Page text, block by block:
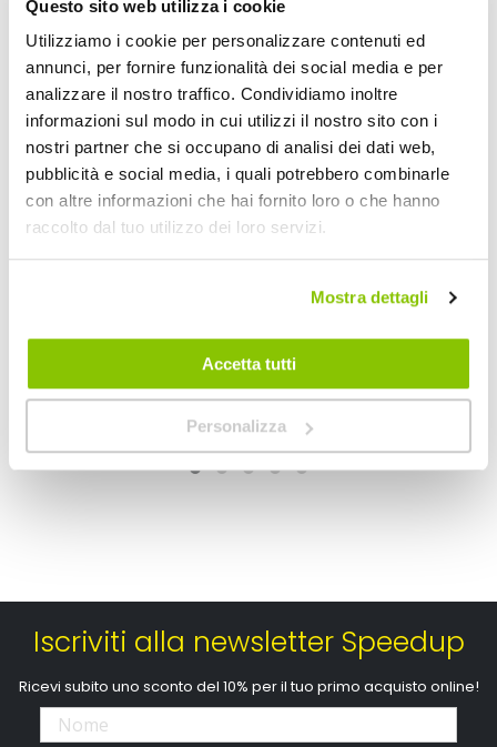
Questo sito web utilizza i cookie
Utilizziamo i cookie per personalizzare contenuti ed
annunci, per fornire funzionalità dei social media e per
analizzare il nostro traffico. Condividiamo inoltre
informazioni sul modo in cui utilizzi il nostro sito con i
nostri partner che si occupano di analisi dei dati web,
pubblicità e social media, i quali potrebbero combinarle
con altre informazioni che hai fornito loro o che hanno
raccolto dal tuo utilizzo dei loro servizi.
Mostra dettagli
Accetta tutti
Personalizza
153x190xh100mm Peso 0,910Kg
153x190xh100mm Peso
Iscriviti alla newsletter Speedup
Ricevi subito uno sconto del 10% per il tuo primo acquisto online!